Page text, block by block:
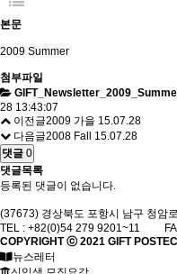
본문
2009 Summer
첨부파일
28 13:43:07
이전글2009 가을 15.07.28
다음글2008 Fall
15.07.28
댓글 0
댓글목록
등록된 댓글이 없습니다.
(37673) 경상북도 포항시 남구 청암
TEL : +82(0)54 279 9201~11
COPYRIGHT ⓒ 2021 GIFT
뉴스레터